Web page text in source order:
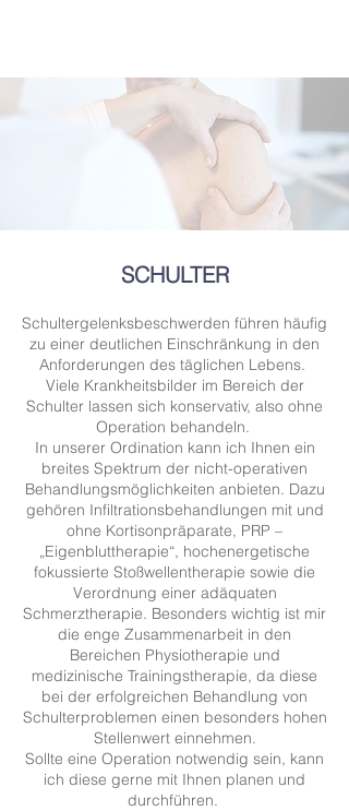
SCHULTER
Schultergelenksbeschwerden führen häufig
zu einer deutlichen Einschränkung in den
Anforderungen des täglichen Lebens.
Viele Krankheitsbilder im Bereich der
Schulter lassen sich konservativ, also ohne
Operation behandeln.
In unserer Ordination kann ich Ihnen ein
breites Spektrum der nicht-operativen
Behandlungsmöglichkeiten anbieten. Dazu
gehören Infiltrationsbehandlungen mit und
ohne Kortisonpräparate, PRP –
„Eigenbluttherapie“, hochenergetische
fokussierte Stoßwellentherapie sowie die
Verordnung einer adäquaten
Schmerztherapie. Besonders wichtig ist mir
die enge Zusammenarbeit in den
Bereichen Physiotherapie und
medizinische Trainingstherapie, da diese
bei der erfolgreichen Behandlung von
Schulterproblemen einen besonders hohen
Stellenwert einnehmen.
Sollte eine Operation notwendig sein, kann
ich diese gerne mit Ihnen planen und
durchführen.